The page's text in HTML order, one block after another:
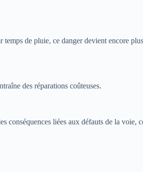
de pluie, ce danger devient encore
des réparations coûteuses.
conséquences liées aux défauts de la voie,